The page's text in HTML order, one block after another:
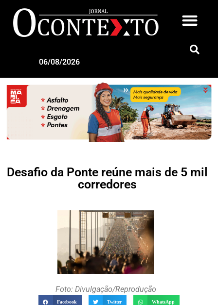
06/08/2026
Desafio da Ponte reúne mais de 5 mil
corredores
Foto: Divulgação/Reprodução
Facebook Twitter WhatsApp